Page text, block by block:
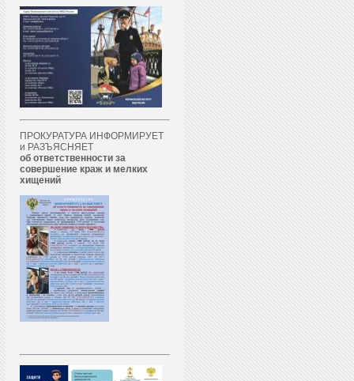
ПРОКУРАТУРА ИНФОРМИРУЕТ
и РАЗЪЯСНЯЕТ
об ответственности за
совершение краж и мелких
хищений